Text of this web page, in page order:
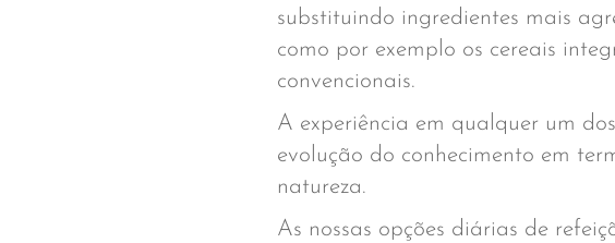
substituindo ingredientes mais
como por exemplo os cereais
convencionais.
A experiência em qualquer um
evolução do conhecimento em
natureza.
As nossas opções diárias de